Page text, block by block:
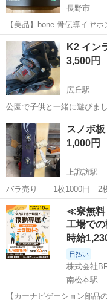
長野市
【美品】bone 骨伝導イヤ
完備 骨伝導イヤホン搭載のスノーゴーグルです。滑走中に音楽を聴い
たり、通話が可能なモデルになります。 【状
充電回数：1回...
長野 長野市 スノー
K2 イン
3,500円
広丘駅
公園で子供と一緒に遊びま
ひご利用ください。
長野 松本市 広丘駅
スノボ
1,000円
上諏訪駅
バラ売り 1枚1000円 2枚
ご使用ください。
長野 諏訪市 上諏訪
≪寮無料
工場で
時給
日払い
株式会社
南松本駅
【カーナビゲーション部品